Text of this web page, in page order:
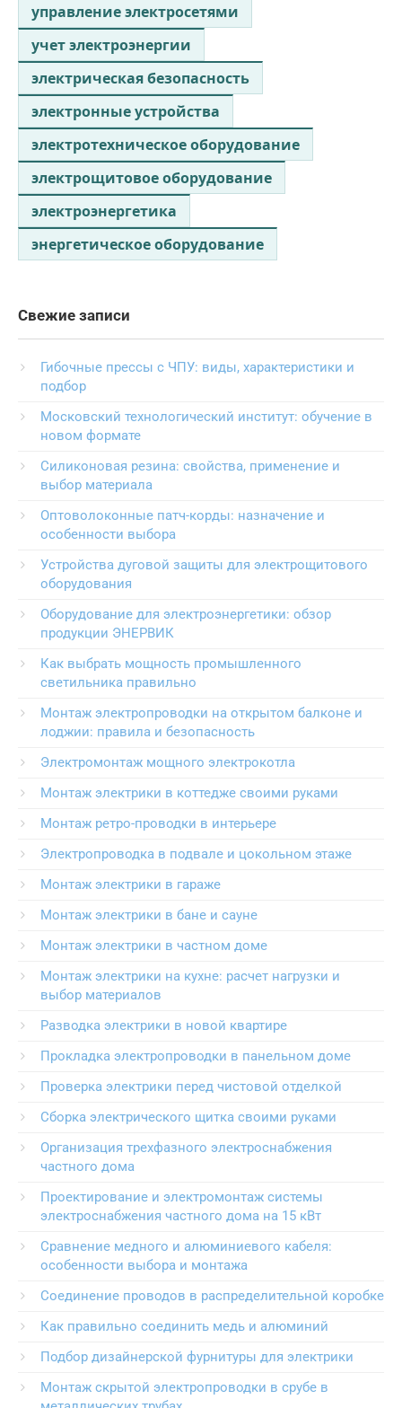
управление электросетями
учет электроэнергии
электрическая безопасность
электронные устройства
электротехническое оборудование
электрощитовое оборудование
электроэнергетика
энергетическое оборудование
Свежие записи
Гибочные прессы с ЧПУ: виды, характеристики и
подбор
Московский технологический институт: обучение в
новом формате
Силиконовая резина: свойства, применение и
выбор материала
Оптоволоконные патч-корды: назначение и
особенности выбора
Устройства дуговой защиты для электрощитового
оборудования
Оборудование для электроэнергетики: обзор
продукции ЭНЕРВИК
Как выбрать мощность промышленного
светильника правильно
Монтаж электропроводки на открытом балконе и
лоджии: правила и безопасность
Электромонтаж мощного электрокотла
Монтаж электрики в коттедже своими руками
Монтаж ретро-проводки в интерьере
Электропроводка в подвале и цокольном этаже
Монтаж электрики в гараже
Монтаж электрики в бане и сауне
Монтаж электрики в частном доме
Монтаж электрики на кухне: расчет нагрузки и
выбор материалов
Разводка электрики в новой квартире
Прокладка электропроводки в панельном доме
Проверка электрики перед чистовой отделкой
Сборка электрического щитка своими руками
Организация трехфазного электроснабжения
частного дома
Проектирование и электромонтаж системы
электроснабжения частного дома на 15 кВт
Сравнение медного и алюминиевого кабеля:
особенности выбора и монтажа
Соединение проводов в распределительной коробке
Как правильно соединить медь и алюминий
Подбор дизайнерской фурнитуры для электрики
Монтаж скрытой электропроводки в срубе в